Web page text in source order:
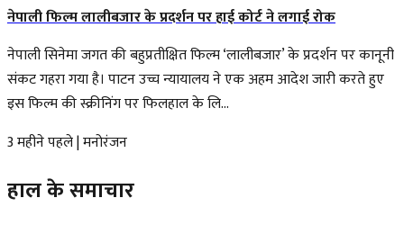
नेपाली फिल्म लालीबजार के प्रदर्शन पर हाई कोर्ट ने लगाई रोक
नेपाली सिनेमा जगत की बहुप्रतीक्षित फिल्म ‘लालीबजार’ के प्रदर्शन पर कानूनी
संकट गहरा गया है। पाटन उच्च न्यायालय ने एक अहम आदेश जारी करते हुए
इस फिल्म की स्क्रीनिंग पर फिलहाल के लि...
3 महीने पहले|मनोरंजन
हाल के समाचार